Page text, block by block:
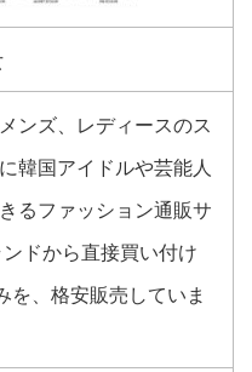
ンズ、レディースのス
韓国アイドルや芸能人
るファッション通販サ
ドから直接買い付け
を、格安販売していま